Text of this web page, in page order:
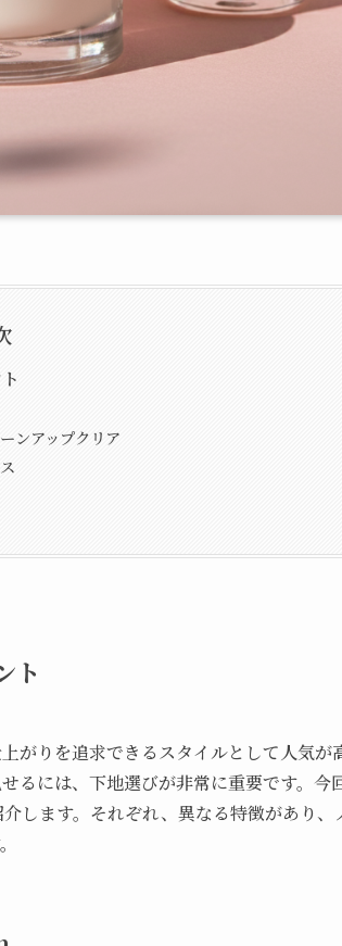
ンアップクリア
ト
がりを追求できるスタイルとして人気が
るには、下地選びが非常に重要です。今
します。それぞれ、異なる特徴があり、